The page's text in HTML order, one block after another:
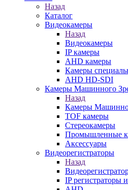
Назад
Каталог
Видеокамеры
Назад
Видеокамеры
IP камеры
AHD камеры
Камеры
AHD HD-SDI
Камеры Машинного
Назад
Камеры
TOF камеры
Стереокамеры
Промышленные
Аксессуары
Видеорегистраторы
Назад
IP регистраторы